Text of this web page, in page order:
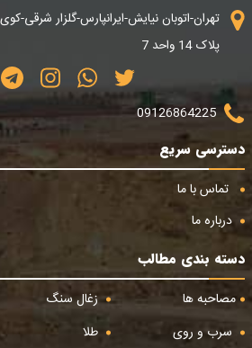
تهران-اتوبان نیایش-ایرانپارس-گلزار
پلاک 14 واحد 7
09126864225
دسترسی سریع
تماس با ما
درباره ما
دسته بندی مطالب
مصاحبه ها
زغال سنگ
سرب و روی
طلا